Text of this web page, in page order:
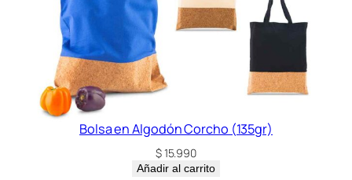
Bolsa en Algodón Corcho (135gr)
$15.990
Añadir al carrito